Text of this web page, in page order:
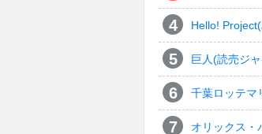
Hello!
巨人(読売ジ
千葉ロッテマ
オリックス・